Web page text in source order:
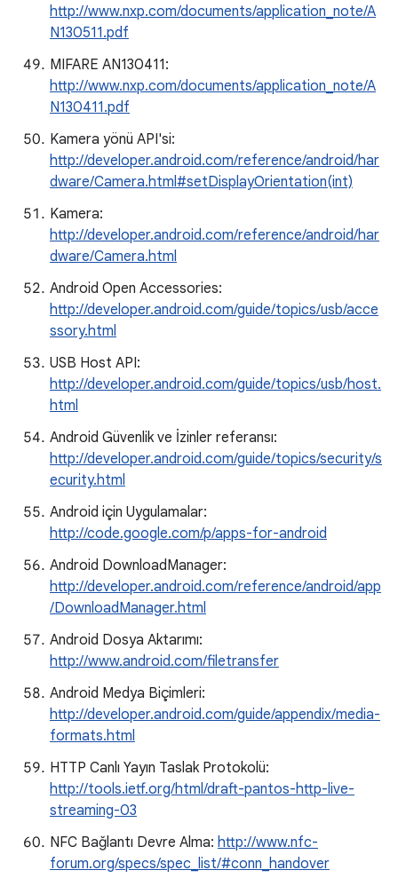
http://www.nxp.com/documents/application_note/A
N130511.pdf
MIFARE AN130411:
http://www.nxp.com/documents/application_note/A
N130411.pdf
Kamera yönü API'si:
http://developer.android.com/reference/android/har
dware/Camera.html#setDisplayOrientation(int)
Kamera:
http://developer.android.com/reference/android/har
dware/Camera.html
Android Open Accessories:
http://developer.android.com/guide/topics/usb/acce
ssory.html
USB Host API:
http://developer.android.com/guide/topics/usb/host.
html
Android Güvenlik ve İzinler referansı:
http://developer.android.com/guide/topics/security/s
ecurity.html
Android için Uygulamalar:
http://code.google.com/p/apps-for-android
Android DownloadManager:
http://developer.android.com/reference/android/app
/DownloadManager.html
Android Dosya Aktarımı:
http://www.android.com/filetransfer
Android Medya Biçimleri:
http://developer.android.com/guide/appendix/media-
formats.html
HTTP Canlı Yayın Taslak Protokolü:
http://tools.ietf.org/html/draft-pantos-http-live-
streaming-03
NFC Bağlantı Devre Alma: http://www.nfc-
forum.org/specs/spec_list/#conn_handover